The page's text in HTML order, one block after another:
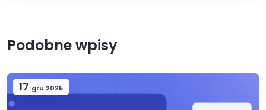
Podobne wpisy
17 gru 2025